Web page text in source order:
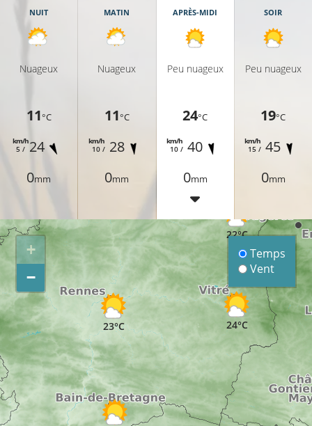
NUIT
Nuageux
11°C
5 /
km/h24
0mm
MATIN
Nuageux
11°C
10 /
km/h 28
0mm
APRÈS-MIDI
Peu nuageux
24°C
10 /
km/h 40
0mm
SOIR
Peu nuageux
19°C
15 /
km/h 45
0mm
22°C
23°C
19°C
24°C
+
−
Temps
Vent